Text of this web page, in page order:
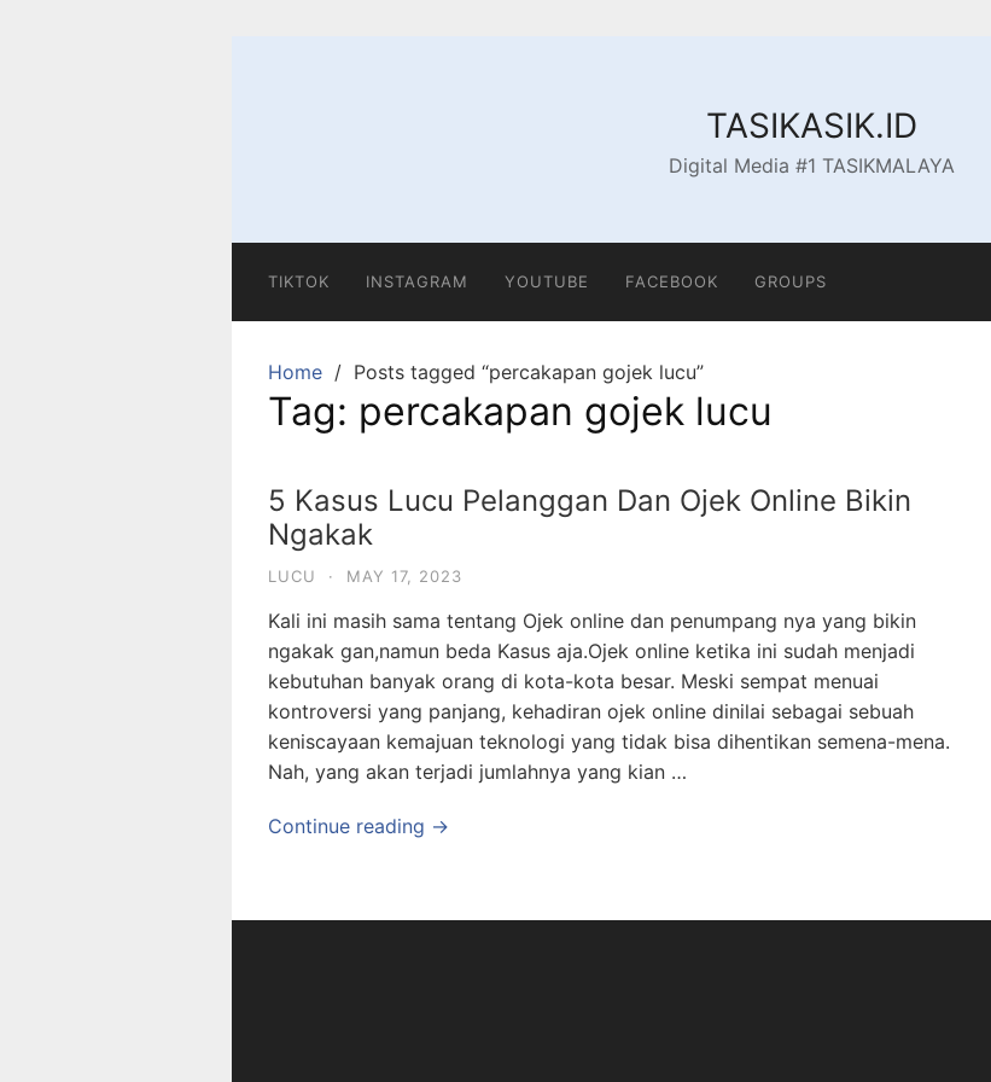
TASIKASIK.ID
Digital Media #1 TASIKMALAYA
TIKTOK INSTAGRAM YOUTUBE FACEBOOK GROUPS
Home Posts tagged “percakapan gojek lucu”
Tag: percakapan gojek lucu
5 Kasus Lucu Pelanggan Dan Ojek Online Bikin
Ngakak
LUCU · MAY 17, 2023
Kali ini masih sama tentang Ojek online dan penumpang nya yang bikin
ngakak gan,namun beda Kasus aja.Ojek online ketika ini sudah menjadi
kebutuhan banyak orang di kota-kota besar. Meski sempat menuai
kontroversi yang panjang, kehadiran ojek online dinilai sebagai sebuah
keniscayaan kemajuan teknologi yang tidak bisa dihentikan semena-mena.
Nah, yang akan terjadi jumlahnya yang kian …
Continue reading →